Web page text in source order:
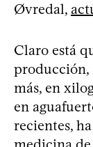
Øvredal,
Claro está
producción,
más, en
en
recientes,